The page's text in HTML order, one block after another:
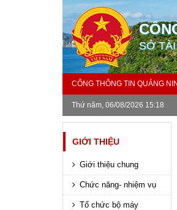
SỞ
CỔNG THÔNG TIN QUẢNG
Thứ năm, 06/08/2026 15:18
GIỚI THIỆU
Giới thiệu chung
Chức năng- nhiệm vụ
Tổ chức bộ máy